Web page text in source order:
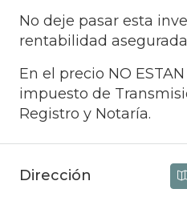
No deje pasar esta
rentabilidad
En el precio NO ESTAN
impuesto de
Registro y Notaría.
Dirección